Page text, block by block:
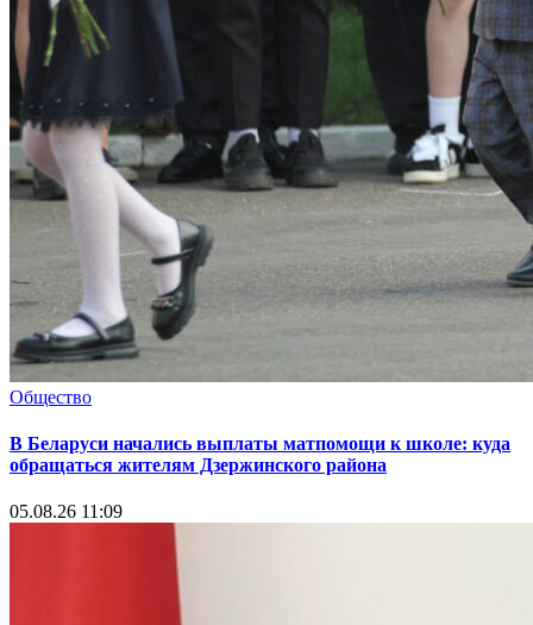
Общество
В Беларуси начались выплаты матпомощи к школе: куда
обращаться жителям Дзержинского района
05.08.26 11:09